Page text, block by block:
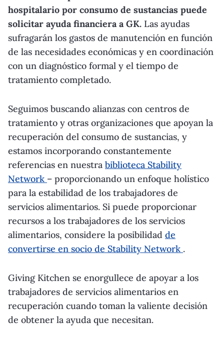
hospitalario por consumo de sustancias puede
solicitar ayuda financiera a GK. Las ayudas
sufragarán los gastos de manutención en función
de las necesidades económicas y en coordinación
con un diagnóstico formal y el tiempo de
tratamiento completado.
Seguimos buscando alianzas con centros de
tratamiento y otras organizaciones que apoyan la
recuperación del consumo de sustancias, y
estamos incorporando constantemente
referencias en nuestra biblioteca Stability
Network – proporcionando un enfoque holístico
para la estabilidad de los trabajadores de
servicios alimentarios. Si puede proporcionar
recursos a los trabajadores de los servicios
alimentarios, considere la posibilidad de
convertirse en socio de Stability Network .
Giving Kitchen se enorgullece de apoyar a los
trabajadores de servicios alimentarios en
recuperación cuando toman la valiente decisión
de obtener la ayuda que necesitan.